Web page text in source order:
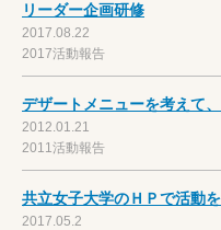
リーダー企画研修
2017.08.22
2017活動報告
デザートメニューを考えて
2012.01.21
2011活動報告
共立女子大学のＨＰで活動
2017.05.2